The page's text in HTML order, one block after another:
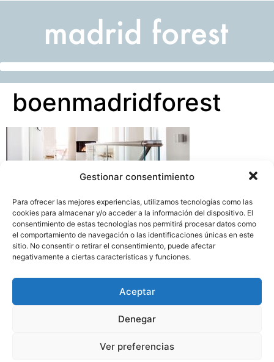
Gestionar consentimiento
Para ofrecer las mejores experiencias, utilizamos tecnologías como las
cookies para almacenar y/o acceder a la información del dispositivo. El
consentimiento de estas tecnologías nos permitirá procesar datos como
el comportamiento de navegación o las identificaciones únicas en este
sitio. No consentir o retirar el consentimiento, puede afectar
negativamente a ciertas características y funciones.
Aceptar
Denegar
Ver preferencias
boenmadridforest